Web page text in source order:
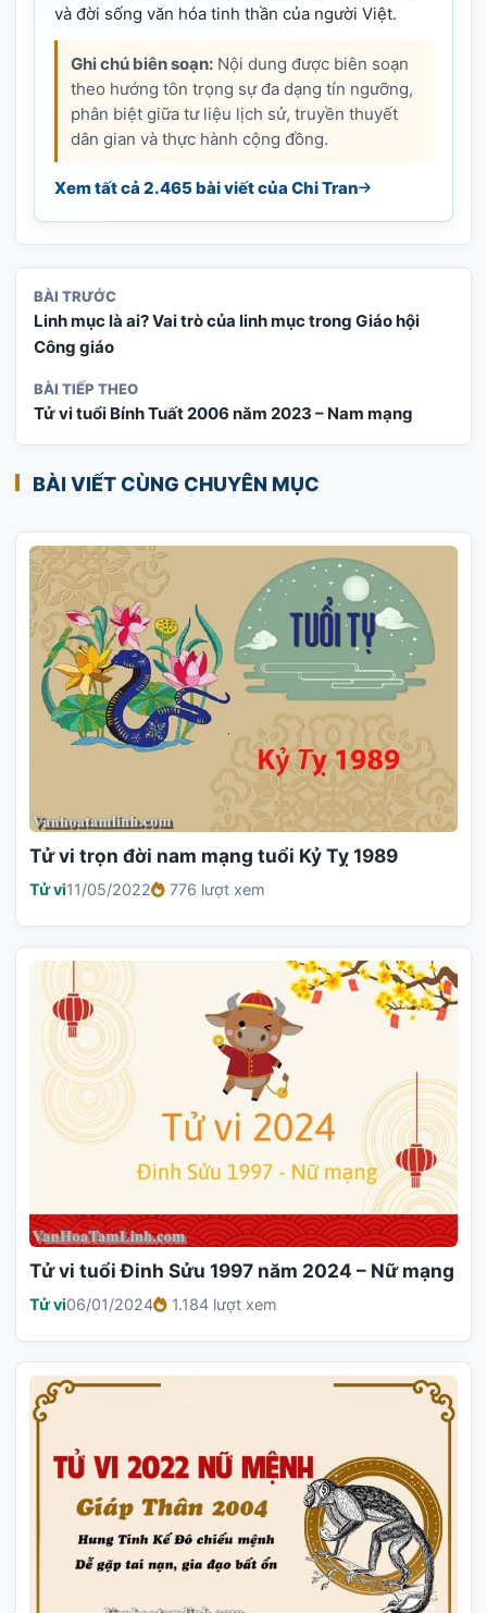
và đời sống văn hóa tinh thần của người Việt.
Ghi chú biên soạn: Nội dung được biên soạn
theo hướng tôn trọng sự đa dạng tín ngưỡng,
phân biệt giữa tư liệu lịch sử, truyền thuyết
dân gian và thực hành cộng đồng.
Xem tất cả 2.465 bài viết của Chi Tran
BÀI TRƯỚC
Linh mục là ai? Vai trò của linh mục trong Giáo hội
Công giáo
BÀI TIẾP THEO
Tử vi tuổi Bính Tuất 2006 năm 2023 – Nam mạng
BÀI VIẾT CÙNG CHUYÊN MỤC
Tử vi trọn đời nam mạng tuổi Kỷ Tỵ 1989
Tử vi11/05/2022 776 lượt xem
Tử vi tuổi Đinh Sửu 1997 năm 2024 – Nữ mạng
Tử vi06/01/2024 1.184 lượt xem